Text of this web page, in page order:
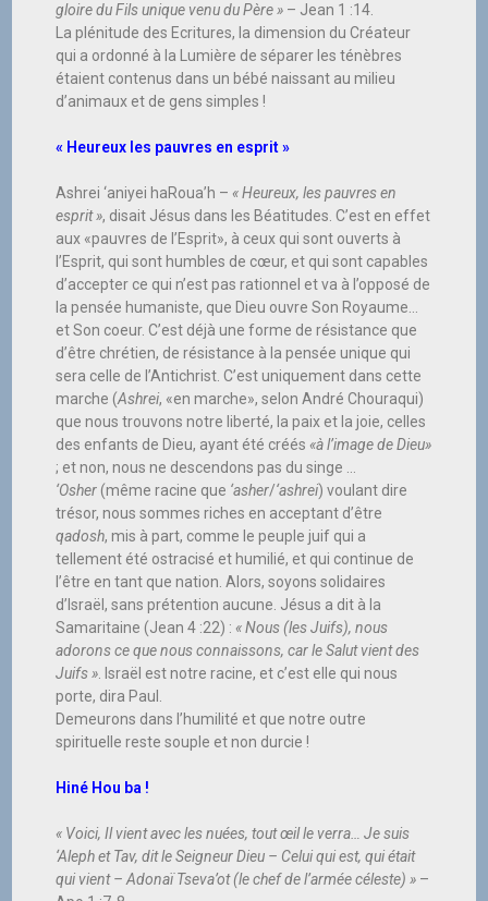
gloire du Fils unique venu du Père » – Jean 1 :14.
La plénitude des Ecritures, la dimension du Créateur
qui a ordonné à la Lumière de séparer les ténèbres
étaient contenus dans un bébé naissant au milieu
d’animaux et de gens simples !
« Heureux les pauvres en esprit »
Ashrei ‘aniyei haRoua’h – « Heureux, les pauvres en
esprit », disait Jésus dans les Béatitudes. C’est en effet
aux «pauvres de l’Esprit», à ceux qui sont ouverts à
l’Esprit, qui sont humbles de cœur, et qui sont capables
d’accepter ce qui n’est pas rationnel et va à l’opposé de
la pensée humaniste, que Dieu ouvre Son Royaume…
et Son coeur. C’est déjà une forme de résistance que
d’être chrétien, de résistance à la pensée unique qui
sera celle de l’Antichrist. C’est uniquement dans cette
marche (Ashrei, «en marche», selon André Chouraqui)
que nous trouvons notre liberté, la paix et la joie, celles
des enfants de Dieu, ayant été créés «à l’image de Dieu»
; et non, nous ne descendons pas du singe …
‘Osher(même racine que ‘asher/‘ashrei) voulant dire
trésor, nous sommes riches en acceptant d’être
qadosh, mis à part, comme le peuple juif qui a
tellement été ostracisé et humilié, et qui continue de
l’être en tant que nation. Alors, soyons solidaires
d’Israël, sans prétention aucune. Jésus a dit à la
Samaritaine (Jean 4 :22) : « Nous (les Juifs), nous
adorons ce que nous connaissons, car le Salut vient des
Juifs ». Israël est notre racine, et c’est elle qui nous
porte, dira Paul.
Demeurons dans l’humilité et que notre outre
spirituelle reste souple et non durcie !
Hiné Hou ba !
« Voici, Il vient avec les nuées, tout œil le verra… Je suis
‘Aleph et Tav, dit le Seigneur Dieu – Celui qui est, qui était
qui vient – Adonaï Tseva’ot (le chef de l’armée céleste) » –